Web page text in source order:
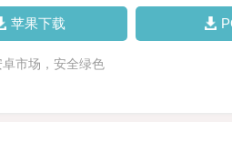
苹果下载
卓市场，安全绿色